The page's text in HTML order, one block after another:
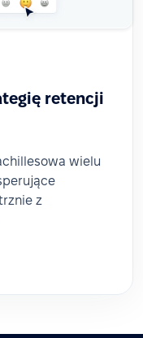
retencji
wielu
z